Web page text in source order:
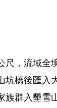
尺，流域全
橋後匯入
族群入墾雪